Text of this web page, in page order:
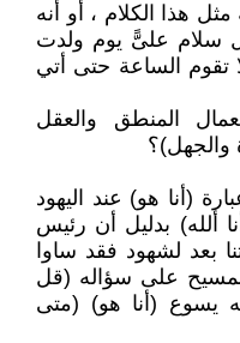
هذا الكلام ، أو أنه
سلام علىًّ يوم ولدت
تقوم الساعة حتى أتي
المنطق والعقل
والجهل)؟
(أنا هو) عند اليهود
ألله) بدليل أن رئيس
بعد لشهود فقد ساوا
على سؤاله (قل
يسوع (أنا هو) (متى